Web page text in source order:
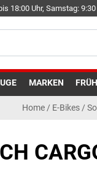
18:00 Uhr, Samstag:
MARKEN
Home / E-Bikes /